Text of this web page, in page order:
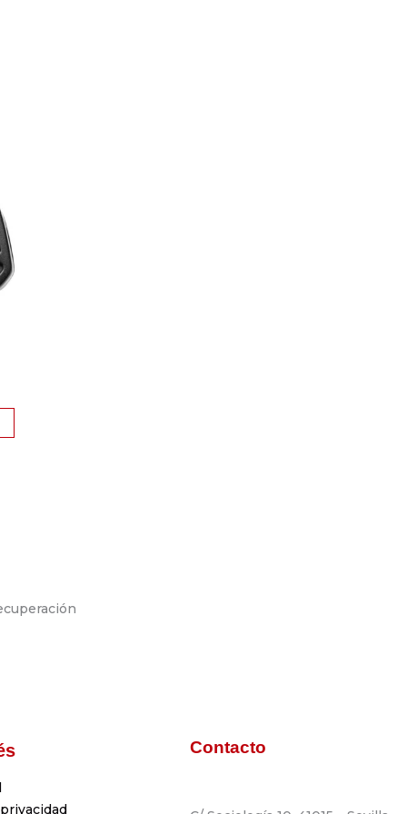
Contacto